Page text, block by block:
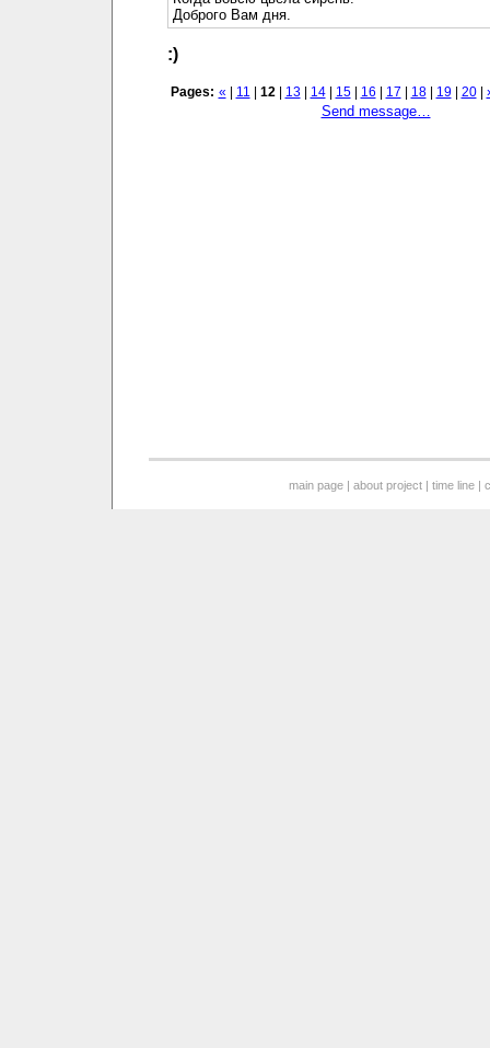
Доброго Вам дня.
:)
Pages: « 11 12| 13| 14| 15| 16 17 18| 19| 20|
Send message…
main page |about project |time line |